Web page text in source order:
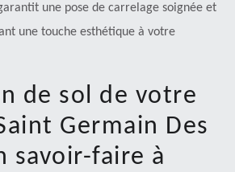
une pose de carrelage soignée et
une touche esthétique à votre
de sol de votre
Germain Des
savoir-faire à